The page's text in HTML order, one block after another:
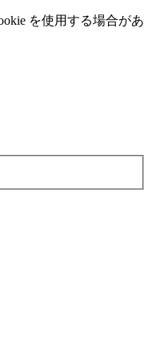
を使⽤する場合があ